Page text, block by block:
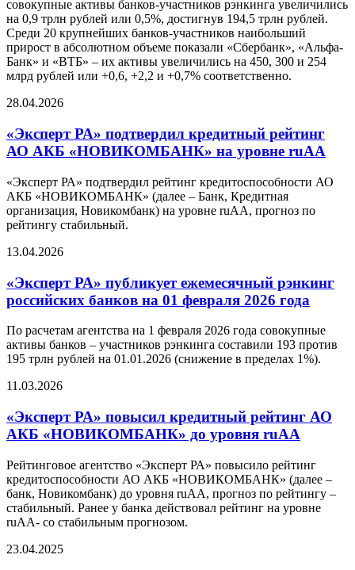
совокупные активы банков-участников рэнкинга увеличились
на 0,9 трлн рублей или 0,5%, достигнув 194,5 трлн рублей.
Среди 20 крупнейших банков-участников наибольший
прирост в абсолютном объеме показали «Сбербанк», «Альфа-
Банк» и «ВТБ» – их активы увеличились на 450, 300 и 254
млрд рублей или +0,6, +2,2 и +0,7% соответственно.
28.04.2026
«Эксперт РА» подтвердил кредитный рейтинг
АО АКБ «НОВИКОМБАНК» на уровне ruAA
«Эксперт РА» подтвердил рейтинг кредитоспособности АО
АКБ «НОВИКОМБАНК» (далее – Банк, Кредитная
организация, Новикомбанк) на уровне ruАА, прогноз по
рейтингу стабильный.
13.04.2026
«Эксперт РА» публикует ежемесячный рэнкинг
российских банков на 01 февраля 2026 года
По расчетам агентства на 1 февраля 2026 года совокупные
активы банков – участников рэнкинга составили 193 против
195 трлн рублей на 01.01.2026 (снижение в пределах 1%).
11.03.2026
«Эксперт РА» повысил кредитный рейтинг АО
АКБ «НОВИКОМБАНК» до уровня ruAA
Рейтинговое агентство «Эксперт РА» повысило рейтинг
кредитоспособности АО АКБ «НОВИКОМБАНК» (далее –
банк, Новикомбанк) до уровня ruАА, прогноз по рейтингу –
стабильный. Ранее у банка действовал рейтинг на уровне
ruАА- со стабильным прогнозом.
23.04.2025